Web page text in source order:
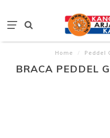
Home / Peddel
BRACA PEDDEL